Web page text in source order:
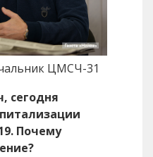
ЦМСЧ-31
сегодня
Почему